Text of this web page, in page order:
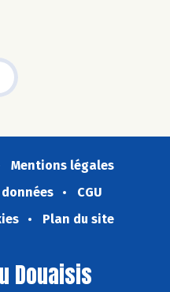
Mentions légales
CGU
Plan du site
Douaisis